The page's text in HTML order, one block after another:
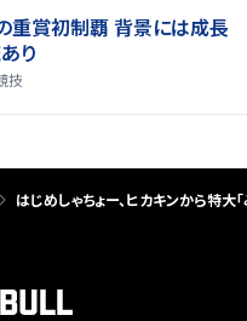
重賞初制覇 背景には成長
り
技
はじめしゃちょー、ヒカキンから特